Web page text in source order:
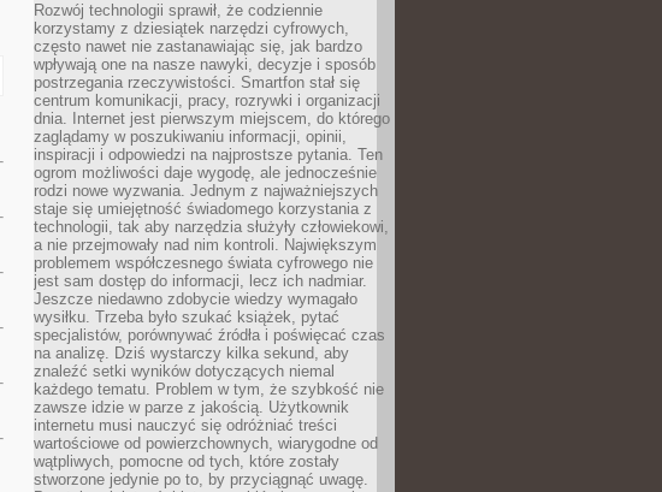
Rozwój technologii sprawił, że codziennie
korzystamy z dziesiątek narzędzi cyfrowych,
często nawet nie zastanawiając się, jak bardzo
wpływają one na nasze nawyki, decyzje i sposób
postrzegania rzeczywistości. Smartfon stał się
centrum komunikacji, pracy, rozrywki i organizacji
dnia. Internet jest pierwszym miejscem, do którego
zaglądamy w poszukiwaniu informacji, opinii,
inspiracji i odpowiedzi na najprostsze pytania. Ten
ogrom możliwości daje wygodę, ale jednocześnie
rodzi nowe wyzwania. Jednym z najważniejszych
staje się umiejętność świadomego korzystania z
technologii, tak aby narzędzia służyły człowiekowi,
a nie przejmowały nad nim kontroli. Największym
problemem współczesnego świata cyfrowego nie
jest sam dostęp do informacji, lecz ich nadmiar.
Jeszcze niedawno zdobycie wiedzy wymagało
wysiłku. Trzeba było szukać książek, pytać
specjalistów, porównywać źródła i poświęcać czas
na analizę. Dziś wystarczy kilka sekund, aby
znaleźć setki wyników dotyczących niemal
każdego tematu. Problem w tym, że szybkość nie
zawsze idzie w parze z jakością. Użytkownik
internetu musi nauczyć się odróżniać treści
wartościowe od powierzchownych, wiarygodne od
wątpliwych, pomocne od tych, które zostały
stworzone jedynie po to, by przyciągnąć uwagę.